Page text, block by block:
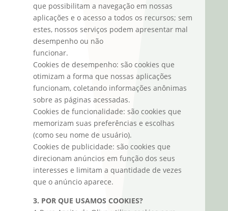
que possibilitam a navegação em nossas
aplicações e o acesso a todos os recursos; sem
estes, nossos serviços podem apresentar mal
desempenho ou não
funcionar.
Cookies de desempenho: são cookies que
otimizam a forma que nossas aplicações
funcionam, coletando informações anônimas
sobre as páginas acessadas.
Cookies de funcionalidade: são cookies que
memorizam suas preferências e escolhas
(como seu nome de usuário).
Cookies de publicidade: são cookies que
direcionam anúncios em função dos seus
interesses e limitam a quantidade de vezes
que o anúncio aparece.
3. POR QUE USAMOS COOKIES?